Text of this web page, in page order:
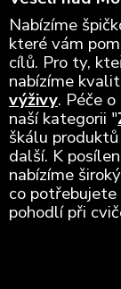
Nabízíme
které vám
cílů. Pro ty,
nabízíme
výživy. Péče
naší kategorii "
škálu
další. K
nabízíme široký
co potřebujete
pohodlí při